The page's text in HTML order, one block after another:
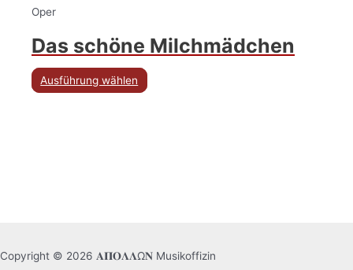
Oper
Das schöne Milchmädchen
Ausführung wählen
Copyright © 2026 𝚨𝚷𝚶𝚲𝚲Ω𝚴 Musikoffizin